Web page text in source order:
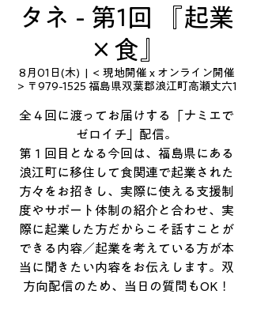
タネ - 第1回 『起業
×食』
8月01日(木)
< 現地開催 x オンライン開催
> 〒979-1525 福島県双葉郡浪江町高瀬丈六1
全４回に渡ってお届けする「ナミエで
ゼロイチ」配信。
第１回目となる今回は、福島県にある
浪江町に移住して食関連で起業された
方々をお招きし、実際に使える支援制
度やサポート体制の紹介と合わせ、実
際に起業した方だからこそ話すことが
できる内容／起業を考えている方が本
当に聞きたい内容をお伝えします。双
方向配信のため、当日の質問もOK！